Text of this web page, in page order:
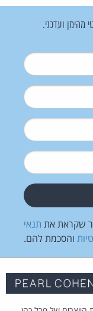
מהימן ועדכני.
שקראת את תנאי
והסכמת להם.